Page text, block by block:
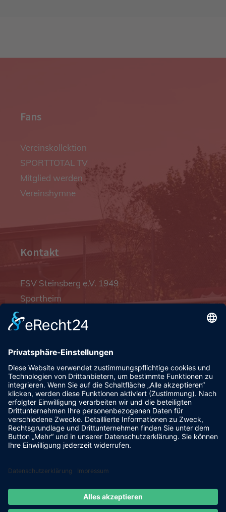
Fans
Vereinskollektion
SPORTTOTAL TV
Mitglied werden
Vereinshymne
Kontakt
FSV Steinsberg e.V. 1949
Sportheim
93128 Steinsberg
pr@fsv-steinsberg.de
Social
Webmail Datenschutzerklärung Impressum